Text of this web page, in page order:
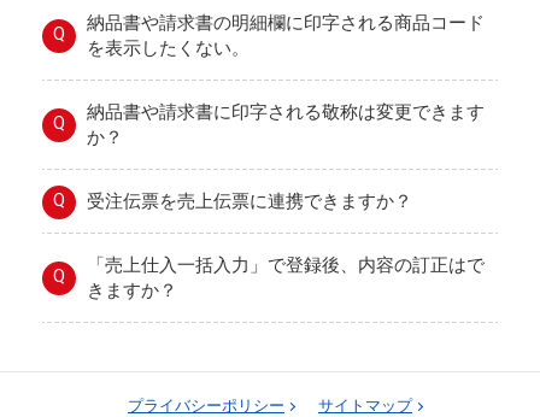
Q
納品書や請求書の明細欄に印字される商品コード
を表示したくない。
Q
納品書や請求書に印字される敬称は変更できます
か？
Q 受注伝票を売上伝票に連携できますか？
Q
「売上仕入一括入力」で登録後、内容の訂正はで
きますか？
プライバシーポリシー サイトマップ